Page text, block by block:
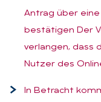
Antrag über
bestätigen Der
verlangen, dass
Nutzer des
In Betracht